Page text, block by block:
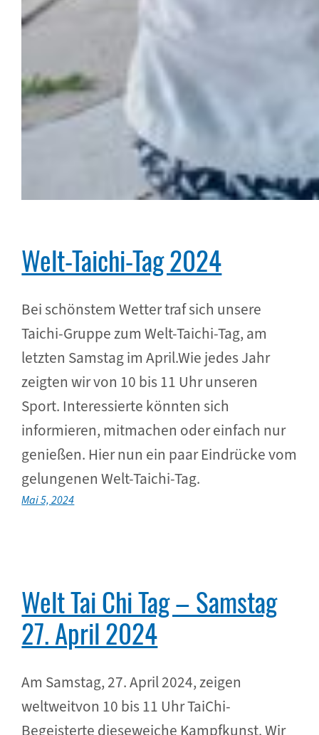
Welt-Taichi-Tag 2024
Bei schönstem Wetter traf sich unsere
Taichi-Gruppe zum Welt-Taichi-Tag, am
letzten Samstag im April.Wie jedes Jahr
zeigten wir von 10 bis 11 Uhr unseren
Sport. Interessierte könnten sich
informieren, mitmachen oder einfach nur
genießen. Hier nun ein paar Eindrücke vom
gelungenen Welt-Taichi-Tag.
Mai 5, 2024
Welt Tai Chi Tag – Samstag
27. April 2024
Am Samstag, 27. April 2024, zeigen
weltweitvon 10 bis 11 Uhr TaiChi-
Begeisterte dieseweiche Kampfkunst. Wir